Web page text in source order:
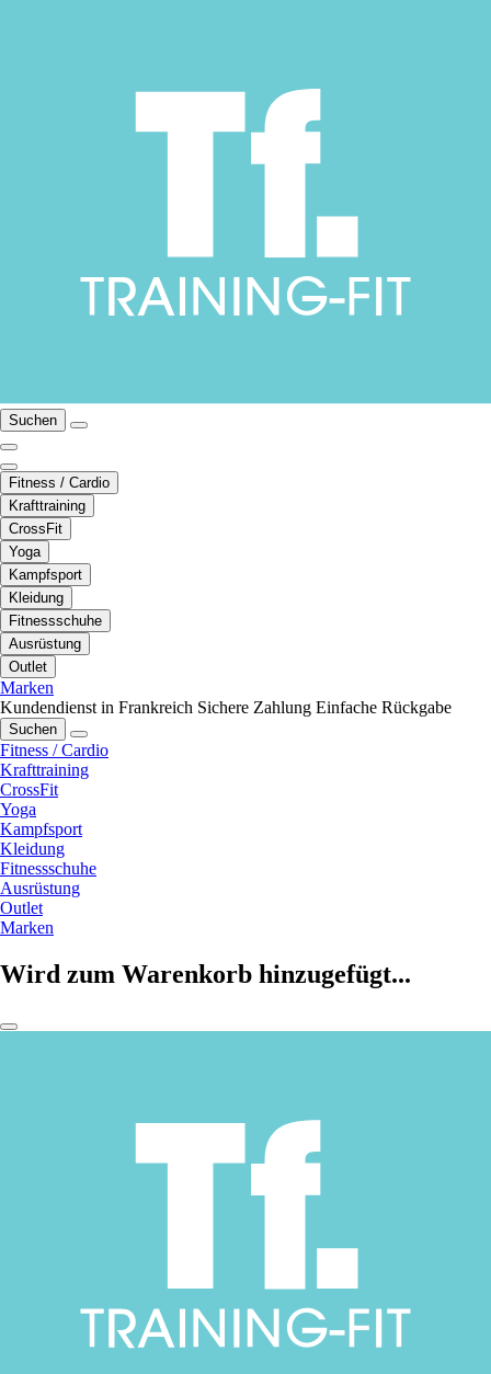
Suchen
Fitness / Cardio
Krafttraining
CrossFit
Yoga
Kampfsport
Kleidung
Fitnessschuhe
Ausrüstung
Outlet
Marken
Kundendienst in Frankreich Sichere Zahlung Einfache Rückgabe
Suchen
Fitness / Cardio
Krafttraining
CrossFit
Yoga
Kampfsport
Kleidung
Fitnessschuhe
Ausrüstung
Outlet
Marken
Wird zum Warenkorb hinzugefügt...